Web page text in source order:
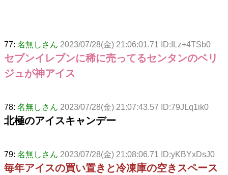
77: 名無しさん 2023/07/28(金) 21:06:01.71 ID:ILz+4TSb0
セブンイレブンに稀に売ってるセンタンのベリ
ジュが神アイス
78: 名無しさん 2023/07/28(金) 21:07:43.57 ID:79JLq1ik0
北極のアイスキャンデー
79: 名無しさん 2023/07/28(金) 21:08:06.71 ID:yKBYxDsJ0
毎年アイスの買い置きと冷凍庫の空きスペース